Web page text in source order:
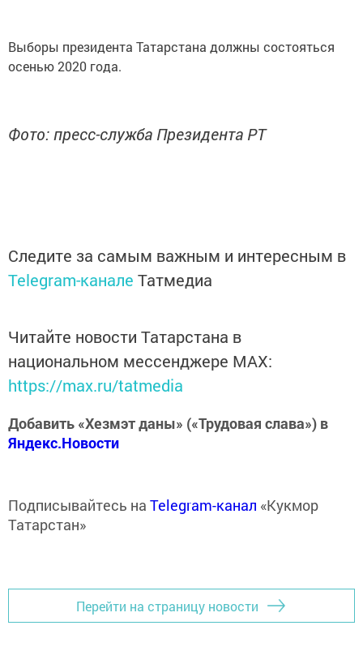
Выборы президента Татарстана должны состояться
осенью 2020 года.
Фото: пресс-служба Президента РТ
Следите за самым важным и интересным в
Telegram-канале Татмедиа
Читайте новости Татарстана в
национальном мессенджере MАХ:
https://max.ru/tatmedia
Добавить «Хезмэт даны» («Трудовая слава») в
Яндекс.Новости
Подписывайтесь на Telegram-канал «Кукмор
Татарстан»
Перейти на страницу новости